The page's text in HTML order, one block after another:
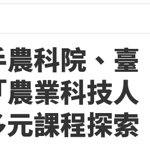
科院、臺
業科技人
課程探索